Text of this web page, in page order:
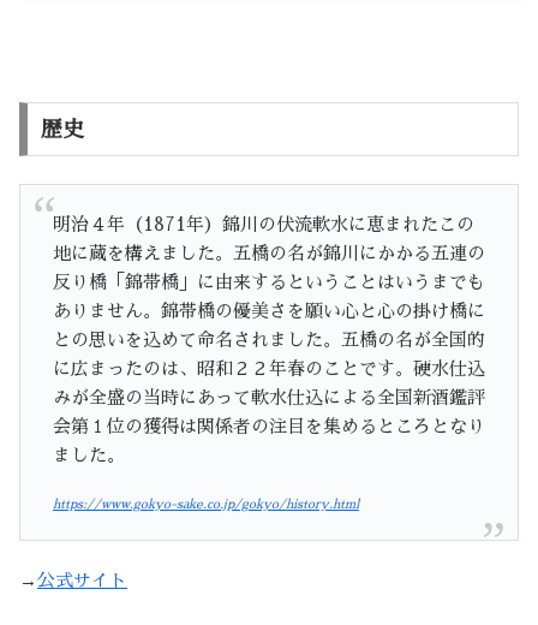
歴史
明治４年（1871年）錦川の伏流軟水に恵まれたこの
地に蔵を構えました。五橋の名が錦川にかかる五連の
反り橋「錦帯橋」に由来するということはいうまでも
ありません。錦帯橋の優美さを願い心と心の掛け橋に
との思いを込めて命名されました。五橋の名が全国的
に広まったのは、昭和２２年春のことです。硬水仕込
みが全盛の当時にあって軟水仕込による全国新酒鑑評
会第１位の獲得は関係者の注目を集めるところとなり
ました。
https://www.gokyo-sake.co.jp/gokyo/history.html
→ 公式サイト